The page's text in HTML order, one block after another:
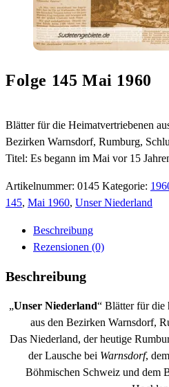
Folge 145 Mai 1960
Blätter für die Heimatvertriebenen
Bezirken Warnsdorf, Rumburg,
Titel: Es begann im Mai vor 15
Artikelnummer: 0145 Kategorie:
145, Mai 1960, Unser Niederland
Beschreibung
Rezensionen (0)
Beschreibung
„Unser Niederland“ Blätter für die
aus den Bezirken Warnsdorf,
Das Niederland, der heutige
der Lausche bei Warnsdorf,
Böhmischen Schweiz und dem